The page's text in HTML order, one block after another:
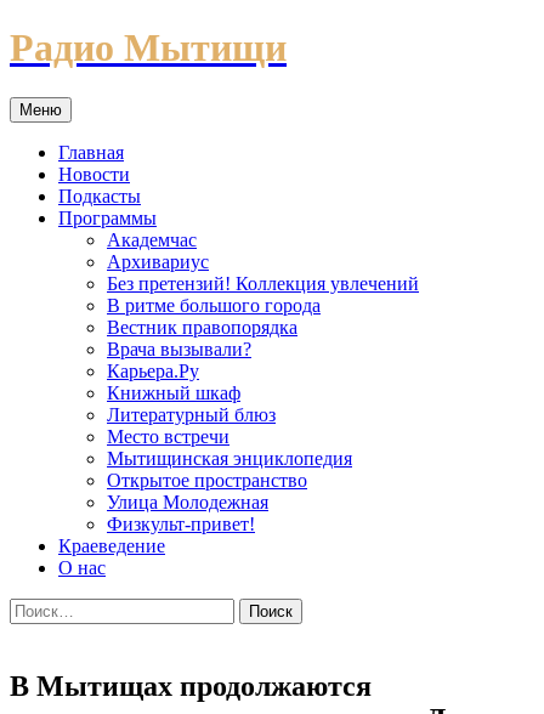
Перейти
к
Радио Мытищи
Меню
Главная
Новости
Подкасты
Программы
Академчас
Архивариус
Без претензий! Коллекция увлечений
В ритме большого города
Вестник правопорядка
Врача вызывали?
Карьера.Ру
Книжный шкаф
Литературный блюз
Место встречи
Мытищинская энциклопедия
Открытое пространство
Улица Молодежная
Физкульт-привет!
Краеведение
О нас
Найти:
В Мытищах продолжаются